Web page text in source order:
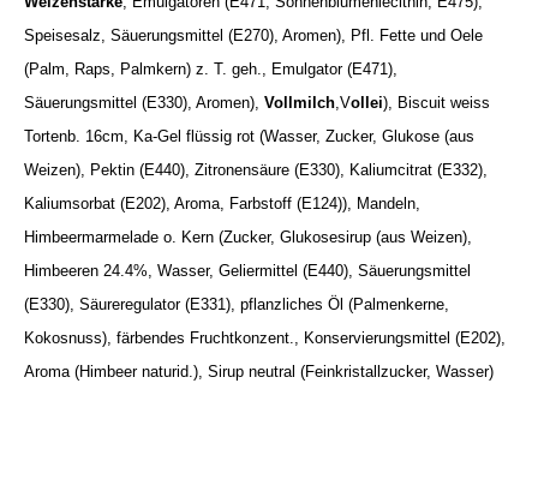
Speisesalz, Säuerungsmittel (E270), Aromen), Pfl. Fette und Oele
(Palm, Raps, Palmkern) z. T. geh., Emulgator (E471),
Säuerungsmittel (E330), Aromen), Vollmilch,Vollei), Biscuit weiss
Tortenb. 16cm, Ka-Gel flüssig rot (Wasser, Zucker, Glukose (aus
Weizen), Pektin (E440), Zitronensäure (E330), Kaliumcitrat (E332),
Kaliumsorbat (E202), Aroma, Farbstoff (E124)), Mandeln,
Himbeermarmelade o. Kern (Zucker, Glukosesirup (aus Weizen),
Himbeeren 24.4%, Wasser, Geliermittel (E440), Säuerungsmittel
(E330), Säureregulator (E331), pflanzliches Öl (Palmenkerne,
Kokosnuss), färbendes Fruchtkonzent., Konservierungsmittel (E202),
Aroma (Himbeer naturid.), Sirup neutral (Feinkristallzucker, Wasser)